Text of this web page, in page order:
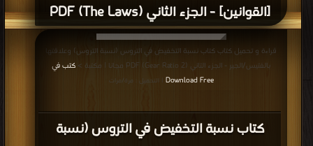
[القوانين] - الجزء الثاني (The Laws) PDF
كتاب نسبة التخفيض في التروس (نسبة
قراءة و تحميل كتاب كتاب نسبة التخفيض في التروس (نسبة التروس) وعلاقتها
بالفتيس/الجير - الجزء التاني (Gear Ratio 2) PDF مجانا | مكتبة >
كتب في
Download Free
| التحميل : مرة/مرات